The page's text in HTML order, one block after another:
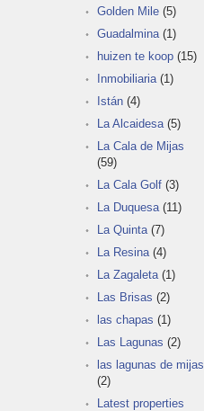
Golden Mile (5)
Guadalmina (1)
huizen te koop (15)
Inmobiliaria (1)
Istán (4)
La Alcaidesa (5)
La Cala de Mijas
(59)
La Cala Golf (3)
La Duquesa (11)
La Quinta (7)
La Resina (4)
La Zagaleta (1)
Las Brisas (2)
las chapas (1)
Las Lagunas (2)
las lagunas de mijas
(2)
Latest properties